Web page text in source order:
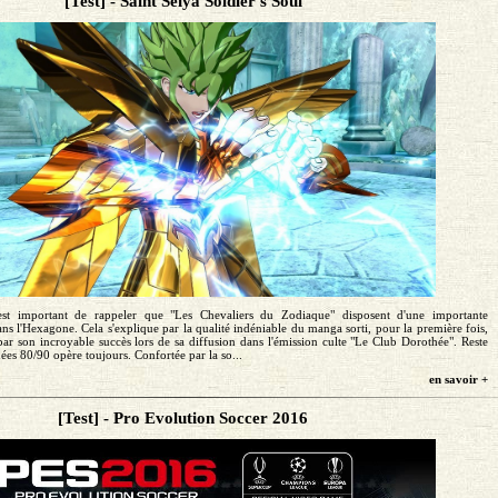
important de rappeler que "Les Chevaliers du Zodiaque" disposent d'une importante
l'Hexagone. Cela s'explique par la qualité indéniable du manga sorti, pour la première fois,
son incroyable succès lors de sa diffusion dans l'émission culte "Le Club Dorothée". Reste
80/90 opère toujours. Confortée par la so...
en savoir +
[Test] - Pro Evolution Soccer 2016